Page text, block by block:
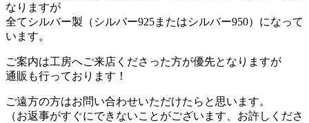
なりますが
全てシルバー製（シルバー925またはシルバー950）になって
います。
ご案内は工房へご来店くださった方が優先となりますが
通販も行っております！
ご遠方の方はお問い合わせいただけたらと思います。
（お返事がすぐにできないことがございます、お許しくださ